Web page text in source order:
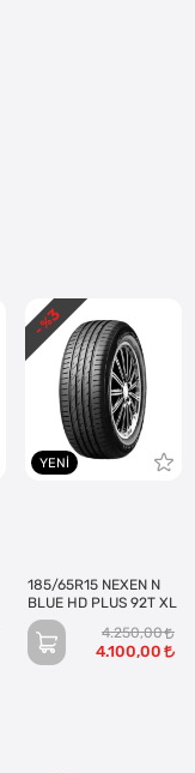
YENI
185/65R15 NEXEN N
BLUE HD PLUS 92T XL
4.250,00
4.100,00
- %
3